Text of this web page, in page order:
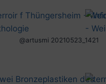
@artusmi 20210523_1421